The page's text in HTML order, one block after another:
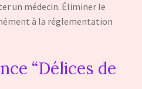
un médecin. Éliminer le
à la réglementation
“Délices de